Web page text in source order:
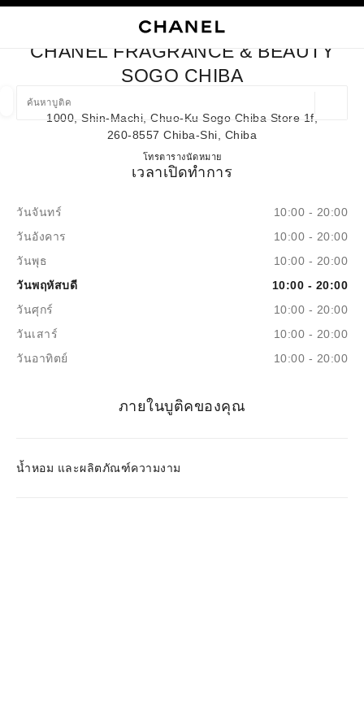
ค้นหาบูติค
ข้อเสนอจะแสดงอยู่ใต้แถบค้นหานี้
0 ข้อเสนอที่มีอยู่
ปิดการ์ดบูติก CHANEL FRAGRANCE & BEAUTY SOGO CHIBA
CHANEL FRAGRANCE & BEAUTY
SOGO CHIBA
1000, Shin-Machi, Chuo-Ku Sogo Chiba Store 1f,
260-8557 Chiba-Shi, Chiba
โทร043-245-8459
ตารางนัดหมายCHANEL FRAGRANCE &
เวลาเปิดทำการ
วันจันทร์
10:00 - 20:00
วันอังคาร
10:00 - 20:00
วันพุธ
10:00 - 20:00
วันพฤหัสบดี
10:00 - 20:00
วันศุกร์
10:00 - 20:00
วันเสาร์
10:00 - 20:00
วันอาทิตย์
10:00 - 20:00
ภายในบูติคของคุณ
น้ำหอม และผลิตภัณฑ์ความงาม
นาฬิกาและเครื่องประดับอัญมณี